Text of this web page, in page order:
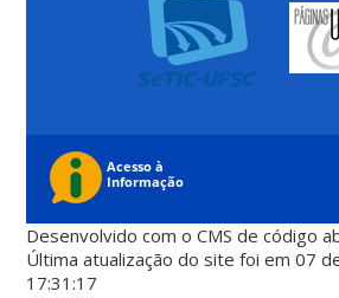
Desenvolvido com o CMS de código
Última atualização do site foi em 07
17:31:17